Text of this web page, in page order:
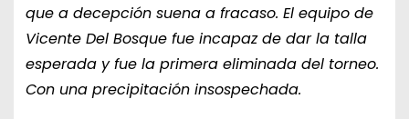
que a decepción suena a fracaso. El equipo de
Vicente Del Bosque fue incapaz de dar la talla
esperada y fue la primera eliminada del torneo.
Con una precipitación insospechada.